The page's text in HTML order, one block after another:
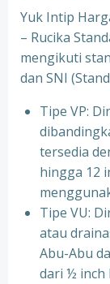
Yuk Intip
– Rucika
mengikuti
dan SNI
Tipe VP:
tersedia
hingga 12
Tipe VU:
atau
Abu-Abu
dari ½ inch